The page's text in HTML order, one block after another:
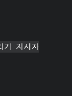
기 지시자